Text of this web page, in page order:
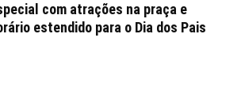
com atrações na praça e
estendido para o Dia dos Pais